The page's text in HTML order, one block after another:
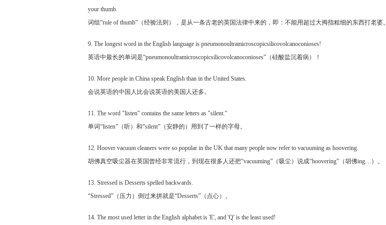
your thumb.
词组“rule of thumb”（经验法则），是从一条古老的英国法律中来的，即：不能用超过大拇指粗细的东西打老婆。
9. The longest word in the English language is pneumonoultramicroscopicsilicovolcanoconioses!
英语中最长的单词是“pneumonoultramicroscopicsilicovolcanoconioses”（硅酸盐沉着病）！
10. More people in China speak English than in the United States.
会说英语的中国人比会说英语的美国人还多。
11. The word "listen" contains the same letters as "silent."
单词“listen”（听）和“silent”（安静的）用到了一样的字母。
12. Hoover vacuum cleaners were so popular in the UK that many people now refer to vacuuming as hoovering.
胡佛真空吸尘器在英国曾经非常流行，到现在很多人还把“vacuuming”（吸尘）说成“hoovering”（胡佛ing…）。
13. Stressed is Desserts spelled backwards.
“Stressed”（压力）倒过来拼就是“Desserts”（点心）。
14. The most used letter in the English alphabet is 'E', and 'Q' is the least used!